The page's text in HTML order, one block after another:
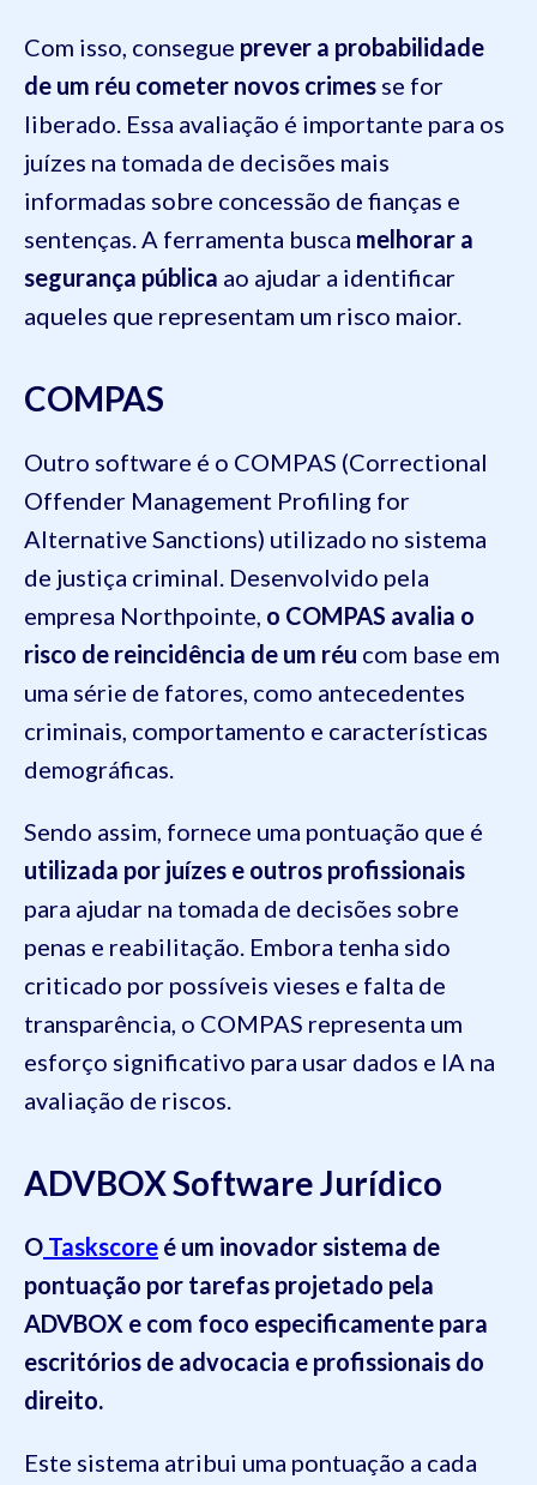
Com isso, consegue prever a probabilidade
de um réu cometer novos crimes se for
liberado. Essa avaliação é importante para os
juízes na tomada de decisões mais
informadas sobre concessão de fianças e
sentenças. A ferramenta busca melhorar a
segurança pública ao ajudar a identificar
aqueles que representam um risco maior.
COMPAS
Outro software é o COMPAS (Correctional
Offender Management Profiling for
Alternative Sanctions) utilizado no sistema
de justiça criminal. Desenvolvido pela
empresa Northpointe, o COMPAS avalia o
risco de reincidência de um réu com base em
uma série de fatores, como antecedentes
criminais, comportamento e características
demográficas.
Sendo assim, fornece uma pontuação que é
utilizada por juízes e outros profissionais
para ajudar na tomada de decisões sobre
penas e reabilitação. Embora tenha sido
criticado por possíveis vieses e falta de
transparência, o COMPAS representa um
esforço significativo para usar dados e IA na
avaliação de riscos.
ADVBOX Software Jurídico
O Taskscore é um inovador sistema de
pontuação por tarefas projetado pela
ADVBOX e com foco especificamente para
escritórios de advocacia e profissionais do
direito.
Este sistema atribui uma pontuação a cada